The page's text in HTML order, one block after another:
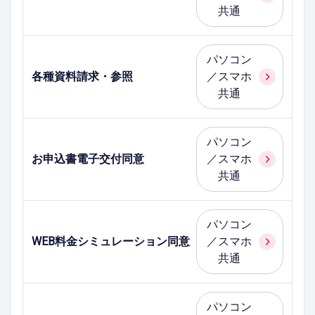
共通
各種資料請求・参照
パソコン
／スマホ
共通
お申込書電子交付同意
パソコン
／スマホ
共通
WEB料金シミュレーション同意
パソコン
／スマホ
共通
パソコン